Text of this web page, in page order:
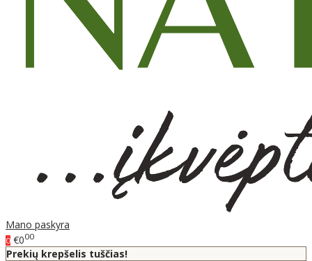
Mano paskyra
0 €000
Prekių krepšelis tuščias!